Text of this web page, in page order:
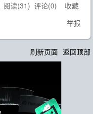
阅读(31) 评论(0) 收藏
举报
刷新页面 返回顶部